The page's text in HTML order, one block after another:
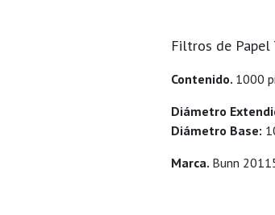
Filtros de Papel
Contenido. 1000
Diámetro
Diámetro Base:
Marca. Bunn